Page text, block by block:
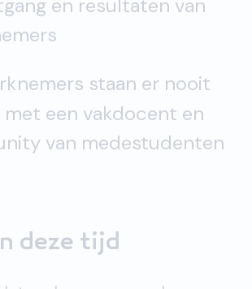
en resultaten van
staan er nooit
met een vakdocent en
van medestudenten
deze tijd